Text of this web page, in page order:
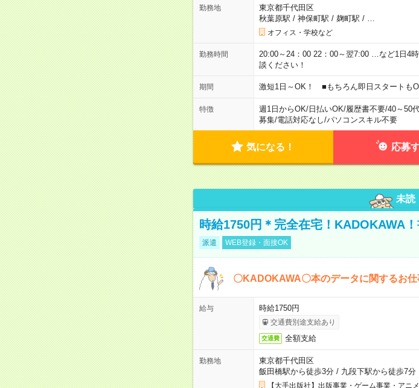
勤務地
東京都千代田区
秋葉原駅 / 神保町駅 / 麹町駅 /
オフィス・学校など
勤務時間
20:00～24：00 22：00～翌7:00 …など1日4
談ください！
期間 激短1日～OK！ ■もちろん即日スタートも
特徴 週1日からOK/日払いOK/履歴書不要/40～50
募集/電話対応なし/パソコンスキル不要
気になる！ 応募
未読
時給1750円＊完全在宅！KADOKAWA
派遣 WEB登録・面接OK
〇KADOKAWA〇本のデータに関するお仕
給与 時給1750円
交通費別途支給あり
交通費 全額支給
勤務地
東京都千代田区
飯田橋駅から徒歩3分/ 九段下駅から徒歩7分
【大手出版社】出版事業・ゲーム事業・アニ